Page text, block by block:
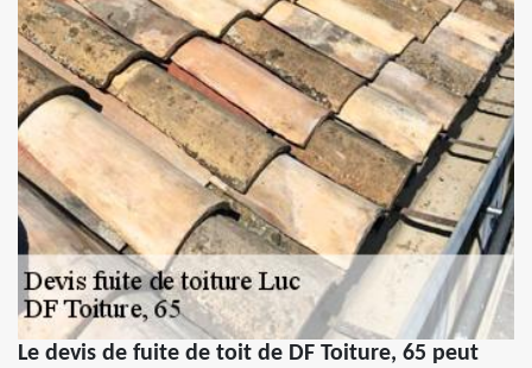
Le devis de fuite de toit de DF Toiture, 65 peut